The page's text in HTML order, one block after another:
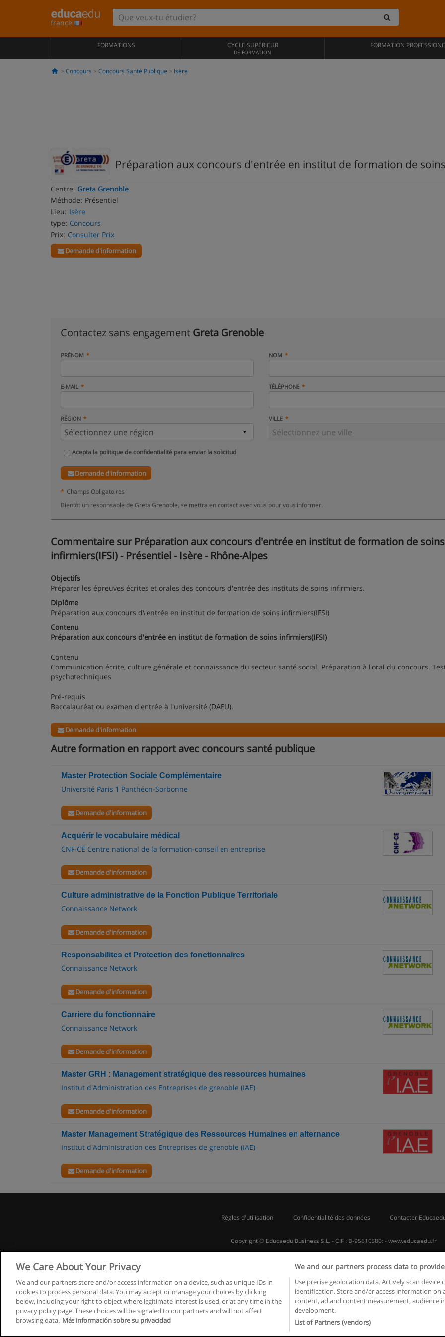
france
FORMATIONS CYCLE SUPÉRIEUR
DE FORMATION
FORMATION
Concours Concours Santé Publique Isère
Préparation aux concours d'entrée en institut de formation de
Centre: Greta Grenoble
Méthode: Présentiel
Lieu: Isère
type: Concours
Prix: Consulter Prix
Demande d'information
Contactez sans engagement Greta Grenoble
PRÉNOM NOM
E-MAIL TÉLÉPHONE
RÉGION VILLE
Acepta la politique de confidentialité para enviar la solicitud
Demande d'information
* Champs Obligatoires
Bientôt un responsable de Greta Grenoble, se mettra en contact avec vous pour vous informer.
Commentaire sur Préparation aux concours d'entrée en institut de formation de soins
infirmiers(IFSI) - Présentiel - Isère - Rhône-Alpes
Objectifs
Préparer les épreuves écrites et orales des concours d'entrée des instituts de soins infirmiers.
Diplôme
Préparation aux concours d\'entrée en institut de formation de soins infirmiers(IFSI)
Contenu
Préparation aux concours d'entrée en institut de formation de soins infirmiers(IFSI)
Contenu
Communication écrite, culture générale et connaissance du secteur santé social. Préparation à l'oral du concours.
psychotechniques
Pré-requis
Baccalauréat ou examen d'entrée à l'université (DAEU).
Demande d'information
Autre formation en rapport avec concours santé publique
Master Protection Sociale Complémentaire
Université Paris 1 Panthéon-Sorbonne
Demande d'information
Acquérir le vocabulaire médical
CNF-CE Centre national de la formation-conseil en entreprise
Demande d'information
Culture administrative de la Fonction Publique Territoriale
Connaissance Network
Demande d'information
Responsabilites et Protection des fonctionnaires
Connaissance Network
Demande d'information
Carriere du fonctionnaire
Connaissance Network
Demande d'information
Master GRH : Management stratégique des ressources humaines
Institut d'Administration des Entreprises de grenoble (IAE)
Demande d'information
Master Management Stratégique des Ressources Humaines en alternance
Institut d'Administration des Entreprises de grenoble (IAE)
Demande d'information
Règles d'utilisation Confidentialité des données Contacter
Copyright © Educaedu Business S.L. - CIF : B-95610580: -www.educaedu.fr
We Care About Your Privacy
We and our partners store and/or access information on a device, such as unique IDs in
cookies to process personal data. You may accept or manage your choices by clicking
below, including your right to object where legitimate interest is used, or at any time in the
privacy policy page. These choices will be signaled to our partners and will not affect
browsing data. Más información sobre su privacidad
We and our partners process data to
Use precise geolocation data. Actively scan device
identification. Store and/or access information on
content, ad and content measurement, audience
development.
List of Partners (vendors)